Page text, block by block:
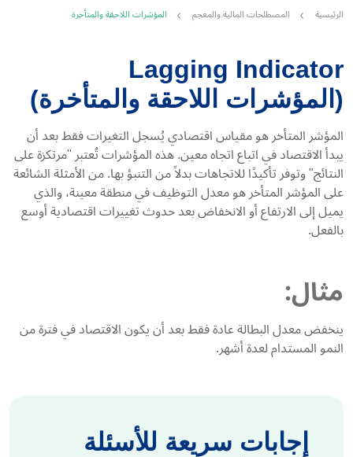
الرئيسية المصطلحات المالية والمعجم المؤشرات اللاحقة والمتأخرة
Lagging Indicator
(المؤشرات اللاحقة والمتأخرة)
المؤشر المتأخر هو مقياس اقتصادي يُسجل التغيرات فقط بعد أن
يبدأ الاقتصاد في اتباع اتجاه معين. هذه المؤشرات تُعتبر "مرتكزة على
النتائج" وتوفر تأكيدًا للاتجاهات بدلاً من التنبؤ بها. من الأمثلة الشائعة
على المؤشر المتأخر هو معدل التوظيف في منطقة معينة، والذي
يميل إلى الارتفاع أو الانخفاض بعد حدوث تغييرات اقتصادية أوسع
بالفعل.
مثال:
ينخفض ​​معدل البطالة عادة فقط بعد أن يكون الاقتصاد في فترة من
النمو المستدام لعدة أشهر.
إجابات سريعة للأسئلة